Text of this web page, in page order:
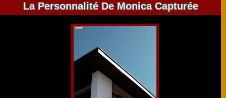
La Personnalité De Monica Capturée